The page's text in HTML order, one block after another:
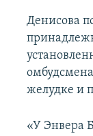
Денисова
желудке и
«У Энвера